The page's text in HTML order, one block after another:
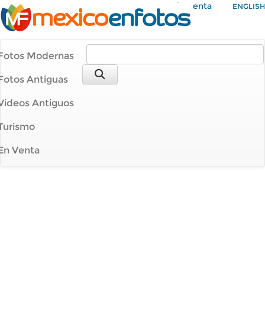
Mi Cuenta ENGLISH
Modernas
Antiguas
Antiguos
Venta